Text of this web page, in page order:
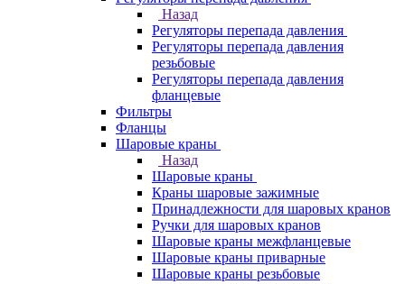
Назад
Регуляторы перепада давления
Регуляторы перепада давления
резьбовые
Регуляторы перепада давления
фланцевые
Фильтры
Фланцы
Шаровые краны
Назад
Шаровые краны
Краны шаровые зажимные
Принадлежности для шаровых кранов
Ручки для шаровых кранов
Шаровые краны межфланцевые
Шаровые краны приварные
Шаровые краны резьбовые